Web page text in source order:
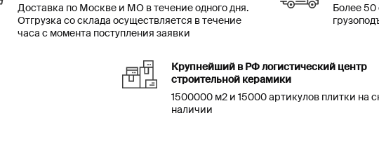
Доставка по Москве и МО в течение одного дня.
Отгрузка со склада осуществляется в течение
часа с момента поступления заявки
Более 50
Крупнейший в РФ логистический центр
строительной керамики
1500000 м2 и 15000 артикулов плитки на
наличии